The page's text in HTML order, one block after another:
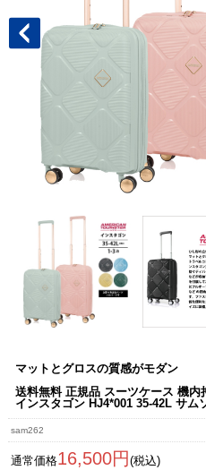
マットとグロスの質感がモダン
送料無料 正規品 スーツケース 機
インスタゴン HJ4*001 35-42L サム
sam262
通常価格16,500円 (税込)